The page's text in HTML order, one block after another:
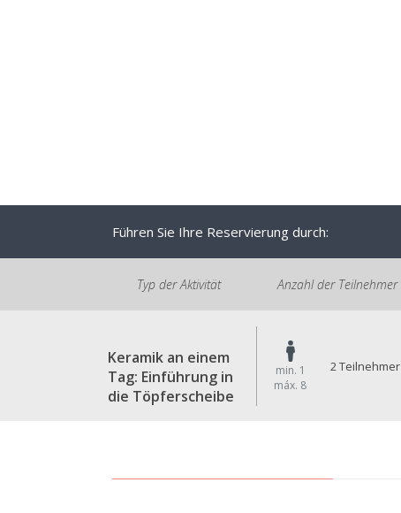
Führen Sie Ihre Reservierung durch:
Typ der Aktivität Anzahl der Teilnehmer
Keramik an einem
Tag: Einführung in
die Töpferscheibe
min. 1
máx. 8
2 Teilnehmer